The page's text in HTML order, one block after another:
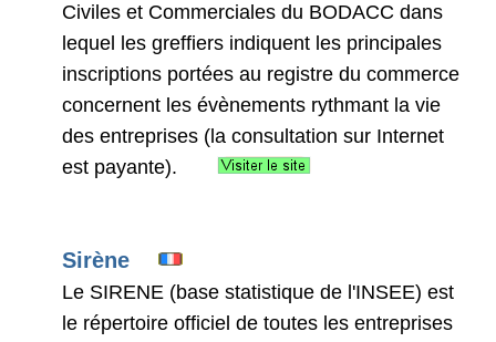
Civiles et Commerciales du BODACC dans
lequel les greffiers indiquent les principales
inscriptions portées au registre du commerce
concernent les évènements rythmant la vie
des entreprises (la consultation sur Internet
est payante).
Sirène
Le SIRENE (base statistique de l'INSEE) est
le répertoire officiel de toutes les entreprises